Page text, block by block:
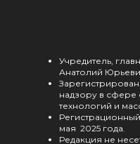
Учредитель,
Анатолий
надзору в
технологий и
мая 2025 года.
Редакция не